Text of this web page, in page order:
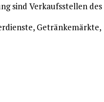
sind Verkaufsstellen
Getränkemärkte,